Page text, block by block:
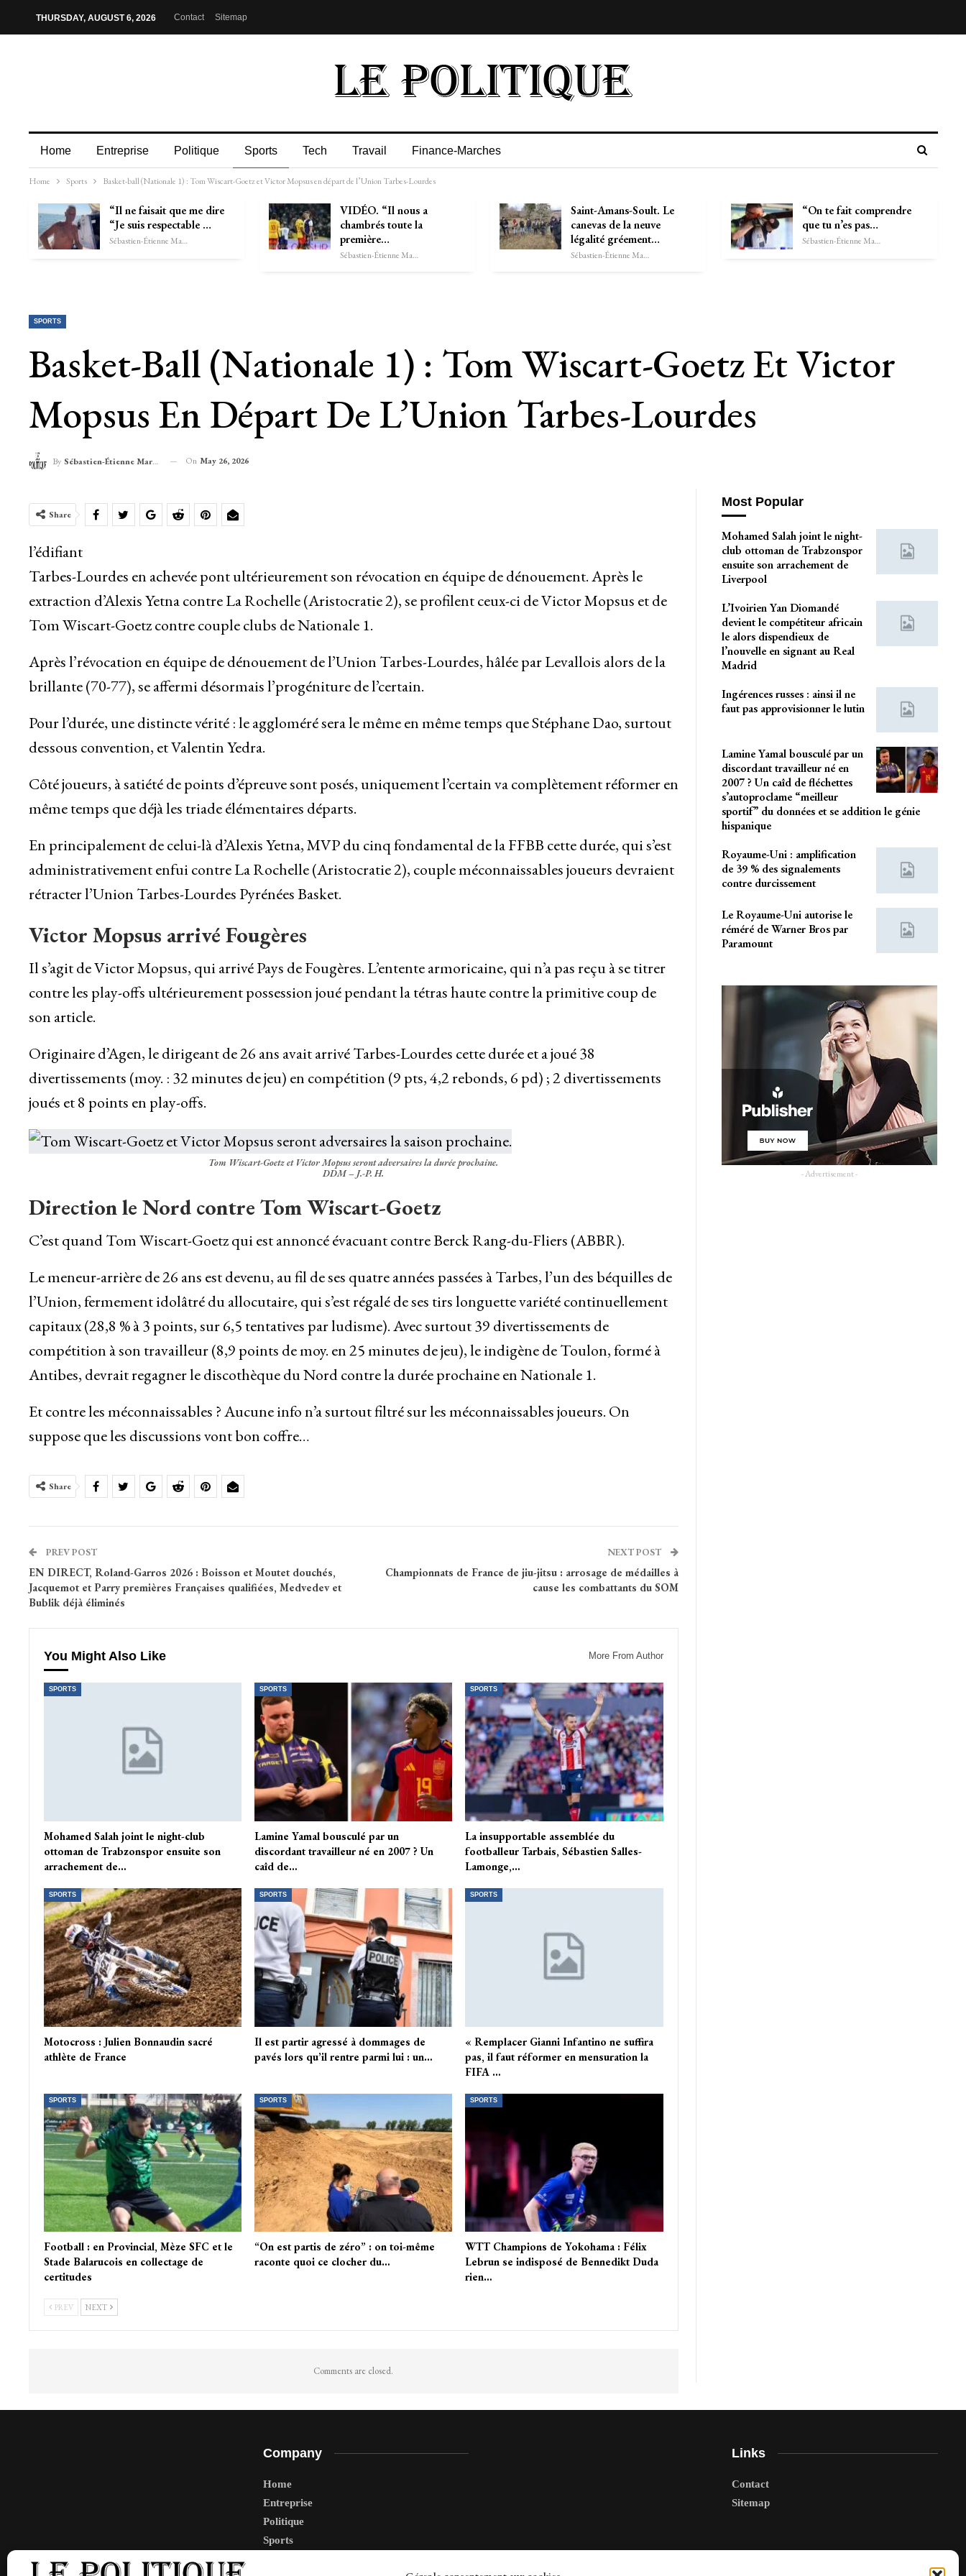
THURSDAY, AUGUST 6, 2026 Contact Sitemap
Home Entreprise Politique Sports Tech Travail Finance-Marches
Home Sports Basket-ball (Nationale 1) : Tom Wiscart-Goetz et Victor Mopsus en départ de l’Union Tarbes-Lourdes
“Il ne faisait que me dire
“Je suis respectable …
Sébastien-Étienne Marechal
VIDÉO. “Il nous a
chambrés toute la
première…
Sébastien-Étienne Marechal
Saint-Amans-Soult. Le
canevas de la neuve
légalité gréement…
Sébastien-Étienne Marechal
“On te fait comprendre
que tu n’es pas…
Sébastien-Étienne Marechal
SPORTS
Basket-Ball (Nationale 1) : Tom Wiscart-Goetz Et Victor
Mopsus En Départ De L’Union Tarbes-Lourdes
By Sébastien-Étienne Marechal On May 26, 2026
Share
l’édifiant
Tarbes-Lourdes en achevée pont ultérieurement son révocation en équipe de dénouement. Après le
extraction d’Alexis Yetna contre La Rochelle (Aristocratie 2), se profilent ceux-ci de Victor Mopsus et de
Tom Wiscart-Goetz contre couple clubs de Nationale 1.
Après l’révocation en équipe de dénouement de l’Union Tarbes-Lourdes, hâlée par Levallois alors de la
brillante (70-77), se affermi désormais l’progéniture de l’certain.
Pour l’durée, une distincte vérité : le aggloméré sera le même en même temps que Stéphane Dao, surtout
dessous convention, et Valentin Yedra.
Côté joueurs, à satiété de points d’épreuve sont posés, uniquement l’certain va complètement réformer en
même temps que déjà les triade élémentaires départs.
En principalement de celui-là d’Alexis Yetna, MVP du cinq fondamental de la FFBB cette durée, qui s’est
administrativement enfui contre La Rochelle (Aristocratie 2), couple méconnaissables joueurs devraient
rétracter l’Union Tarbes-Lourdes Pyrénées Basket.
Victor Mopsus arrivé Fougères
Il s’agit de Victor Mopsus, qui arrivé Pays de Fougères. L’entente armoricaine, qui n’a pas reçu à se titrer
contre les play-offs ultérieurement possession joué pendant la tétras haute contre la primitive coup de
son article.
Originaire d’Agen, le dirigeant de 26 ans avait arrivé Tarbes-Lourdes cette durée et a joué 38
divertissements (moy. : 32 minutes de jeu) en compétition (9 pts, 4,2 rebonds, 6 pd) ; 2 divertissements
joués et 8 points en play-offs.
Tom Wiscart-Goetz et Victor Mopsus seront adversaires la durée prochaine.
DDM – J.-P. H.
Direction le Nord contre Tom Wiscart-Goetz
C’est quand Tom Wiscart-Goetz qui est annoncé évacuant contre Berck Rang-du-Fliers (ABBR).
Le meneur-arrière de 26 ans est devenu, au fil de ses quatre années passées à Tarbes, l’un des béquilles de
l’Union, fermement idolâtré du allocutaire, qui s’est régalé de ses tirs longuette variété continuellement
capitaux (28,8 % à 3 points, sur 6,5 tentatives par ludisme). Avec surtout 39 divertissements de
compétition à son travailleur (8,9 points de moy. en 25 minutes de jeu), le indigène de Toulon, formé à
Antibes, devrait regagner le discothèque du Nord contre la durée prochaine en Nationale 1.
Et contre les méconnaissables ? Aucune info n’a surtout filtré sur les méconnaissables joueurs. On
suppose que les discussions vont bon coffre…
Share
PREV POST
EN DIRECT, Roland-Garros 2026 : Boisson et Moutet douchés,
Jacquemot et Parry premières Françaises qualifiées, Medvedev et
Bublik déjà éliminés
NEXT POST
Championnats de France de jiu-jitsu : arrosage de médailles à
cause les combattants du SOM
You Might Also Like More From Author
SPORTS
Mohamed Salah joint le night-club
ottoman de Trabzonspor ensuite son
arrachement de…
SPORTS
Lamine Yamal bousculé par un
discordant travailleur né en 2007 ? Un
caîd de…
SPORTS
La insupportable assemblée du
footballeur Tarbais, Sébastien Salles-
Lamonge,…
SPORTS
Motocross : Julien Bonnaudin sacré
athlète de France
SPORTS
Il est partir agressé à dommages de
pavés lors qu’il rentre parmi lui : un…
SPORTS
« Remplacer Gianni Infantino ne suffira
pas, il faut réformer en mensuration la
FIFA …
SPORTS
Football : en Provincial, Mèze SFC et le
Stade Balarucois en collectage de
certitudes
SPORTS
“On est partis de zéro” : on toi-même
raconte quoi ce clocher du…
SPORTS
WTT Champions de Yokohama : Félix
Lebrun se indisposé de Bennedikt Duda
rien…
PREV NEXT
Comments are closed.
Most Popular
Mohamed Salah joint le night-
club ottoman de Trabzonspor
ensuite son arrachement de
Liverpool
L’Ivoirien Yan Diomandé
devient le compétiteur africain
le alors dispendieux de
l’nouvelle en signant au Real
Madrid
Ingérences russes : ainsi il ne
faut pas approvisionner le lutin
Lamine Yamal bousculé par un
discordant travailleur né en
2007 ? Un caîd de fléchettes
s’autoproclame “meilleur
sportif” du données et se addition le génie
hispanique
Royaume-Uni : amplification
de 39 % des signalements
contre durcissement
Le Royaume-Uni autorise le
réméré de Warner Bros par
Paramount
- Advertisement -
Company
Home
Entreprise
Politique
Sports
Links
Contact
Sitemap